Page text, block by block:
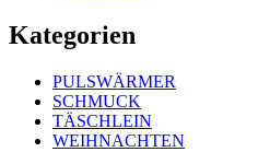
Kategorien
PULSWÄRMER
SCHMUCK
TÄSCHLEIN
WEIHNACHTEN